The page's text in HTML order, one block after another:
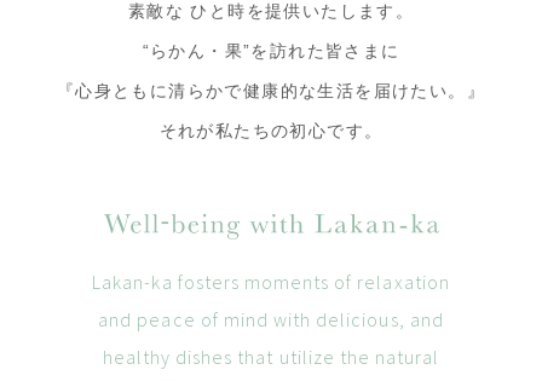
素敵な ひと時を提供いたします。
“らかん・果”を訪れた皆さまに
『心身ともに清らかで健康的な生活を届けたい。』
それが私たちの初心です。
Lakan-ka fosters moments of relaxation
and peace of mind with delicious, and
healthy dishes that utilize the natural